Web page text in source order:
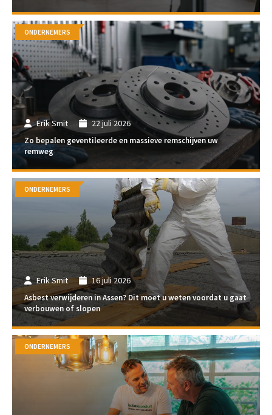
Erik Smit 22 juli 2026
Zo bepalen geventileerde en massieve remschijven uw
remweg
ONDERNEMERS
Erik Smit 16 juli 2026
Asbest verwijderen in Assen? Dit moet u weten voordat u gaat
verbouwen of slopen
ONDERNEMERS
ONDERNEMERS